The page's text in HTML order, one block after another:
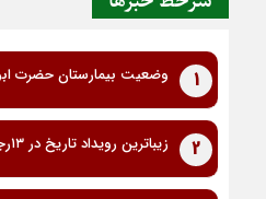
1 وضعیت بیمارستان حضرت
2 زیباترین رویداد تاریخ در ۱۳رجب